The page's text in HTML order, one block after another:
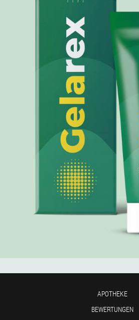
APOTHEKE
BEWERTUNGEN